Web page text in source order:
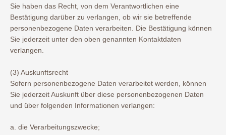
Sie haben das Recht, von dem Verantwortlichen eine
Bestätigung darüber zu verlangen, ob wir sie betreffende
personenbezogene Daten verarbeiten. Die Bestätigung können
Sie jederzeit unter den oben genannten Kontaktdaten
verlangen.
(3) Auskunftsrecht
Sofern personenbezogene Daten verarbeitet werden, können
Sie jederzeit Auskunft über diese personenbezogenen Daten
und über folgenden Informationen verlangen:
a. die Verarbeitungszwecke;